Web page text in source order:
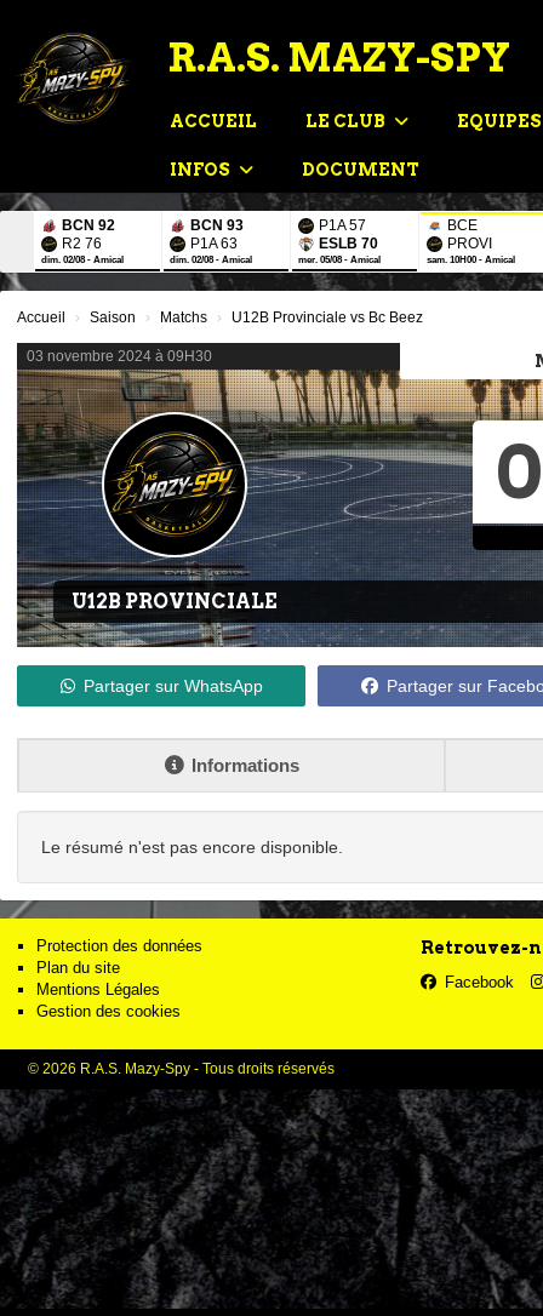
R.A.S. MAZY-SPY
ACCUEIL LE CLUB
INFOS DOCUMENT
BCN 92
R2 76
dim. 02/08 - Amical
BCN 93
P1A 63
dim. 02/08 - Amical
P1A 57
ESLB 70
mer. 05/08 - Amical
BCE
PROVI
sam. 10H00 - Amical
Accueil Saison Matchs U12B Provinciale vs Bc Beez
03 novembre 2024 à 09H30
U12B PROVINCIALE
Partager sur WhatsApp Partager sur
Informations
Le résumé n'est pas encore disponible.
Protection des données
Plan du site
Mentions Légales
Gestion des cookies
Retrouvez-
Facebook
© 2026 R.A.S. Mazy-Spy - Tous droits réservés